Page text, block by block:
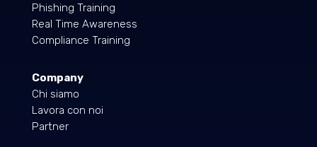
Phishing Training
Real Time Awareness
Compliance Training
Company
Chi siamo
Lavora con noi
Partner